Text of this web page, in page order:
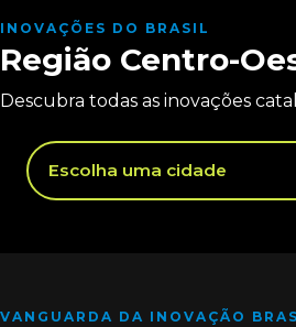
destaques, aprendizados e
longo da etapa regional.
Veja como foi
Resultados obtidos
INOVAÇÕES DO BRASIL
Região Centro-
Descubra todas as inovações
VANGUARDA DA INOVAÇÃO